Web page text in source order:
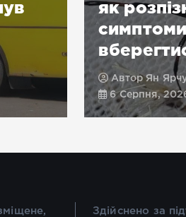
розпізнати
та
Ян Ярчук
Серпня, 2026
Здійснено за